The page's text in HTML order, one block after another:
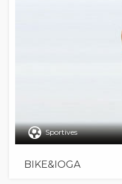
Sportives
BIKE&IOGA